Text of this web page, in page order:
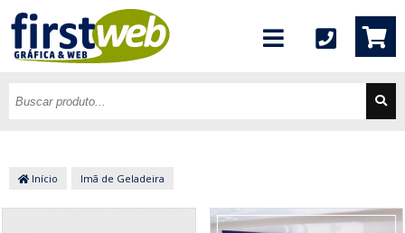
Início Imã de Geladeira